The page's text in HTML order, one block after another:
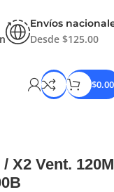
Envíos
Desde $125.00
$0.00
X2 Vent.